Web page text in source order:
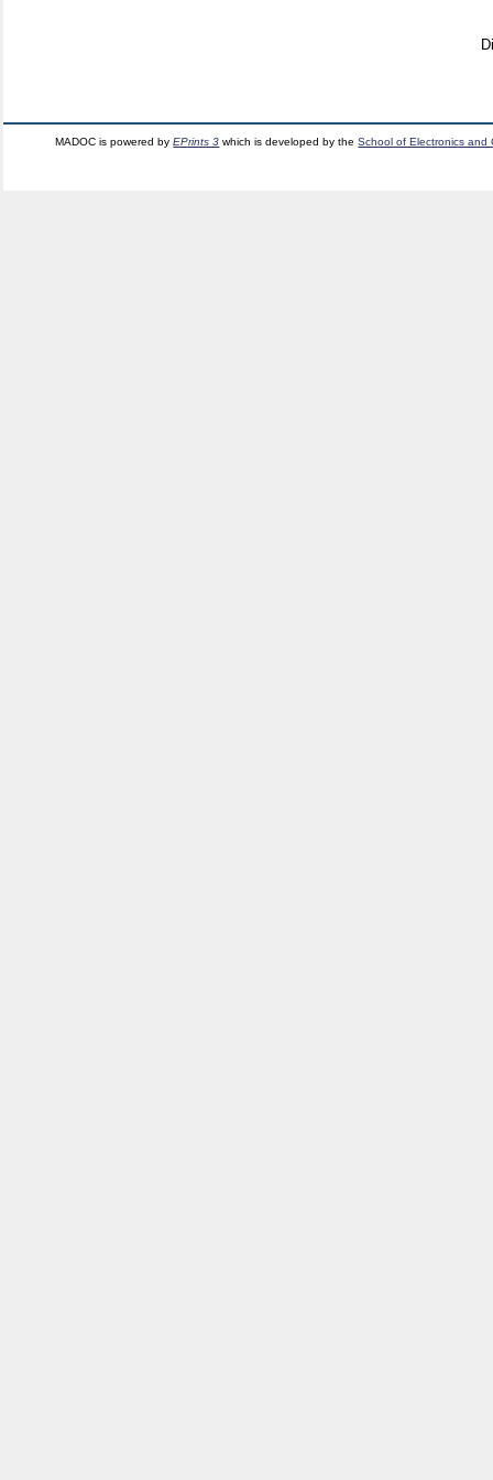
MADOC is powered byEPrints 3 which is developed by theSchool of Electronics and